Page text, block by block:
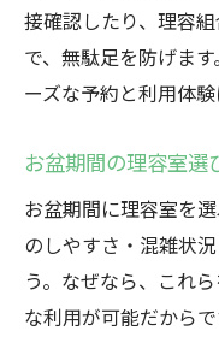
接確認したり、理容
で、無駄足を防げま
ーズな予約と利用体験
お盆期間の理容室選
お盆期間に理容室を
のしやすさ・混雑状
う。なぜなら、これ
な利用が可能だから